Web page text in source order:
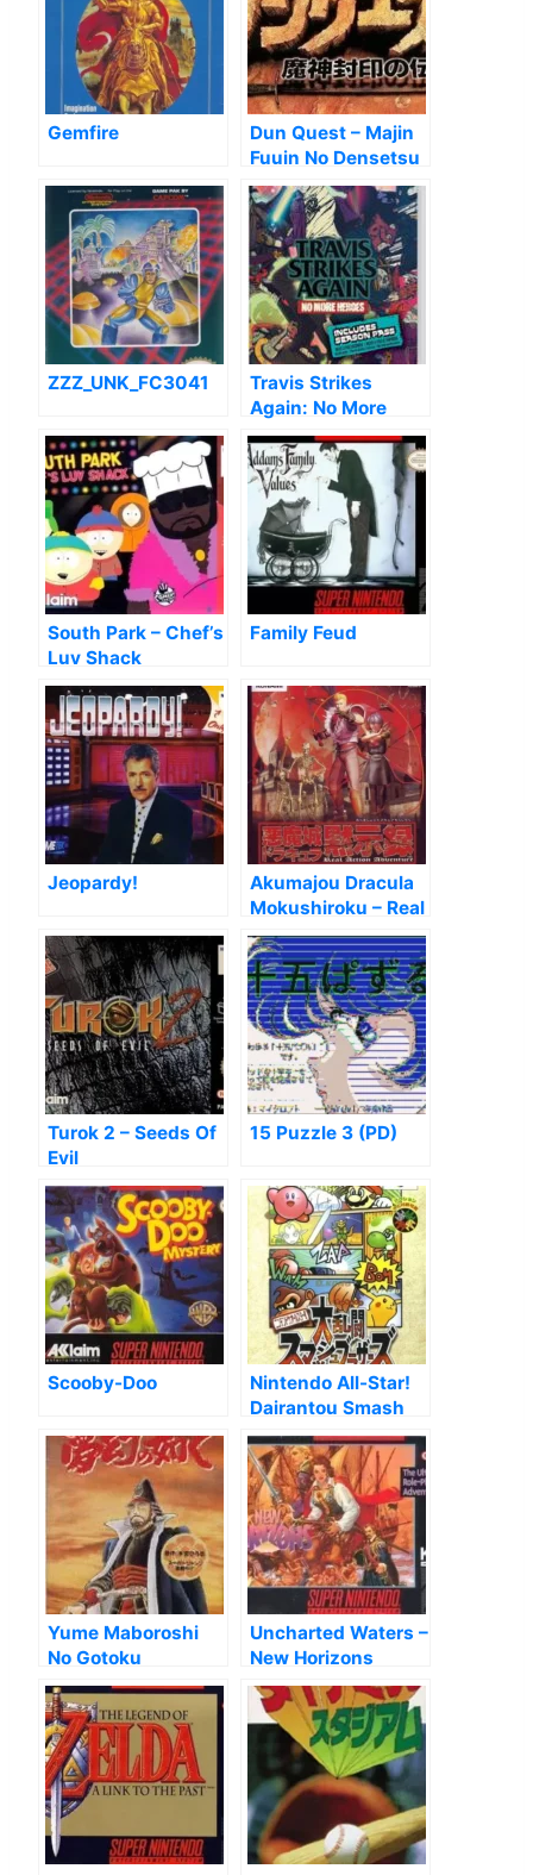
Gemfire
Dun Quest – Majin
Fuuin No Densetsu
ZZZ_UNK_FC3041
Travis Strikes
Again: No More
Heroes
South Park – Chef’s
Luv Shack
Family Feud
Jeopardy!
Akumajou Dracula
Mokushiroku – Real
Action Adventure
Turok 2 – Seeds Of
Evil
15 Puzzle 3 (PD)
Scooby-Doo
Nintendo All-Star!
Dairantou Smash
Brothers
Yume Maboroshi
No Gotoku
Uncharted Waters –
New Horizons